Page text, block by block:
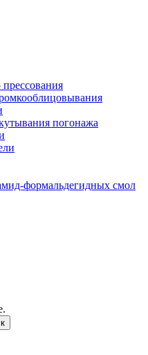
погонажа
формальдегидных смол